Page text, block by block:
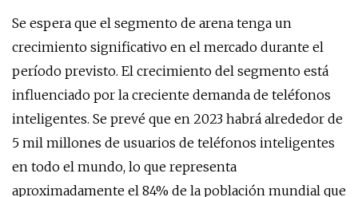
Se espera que el segmento de arena tenga un
crecimiento significativo en el mercado durante el
período previsto. El crecimiento del segmento está
influenciado por la creciente demanda de teléfonos
inteligentes. Se prevé que en 2023 habrá alrededor de
5 mil millones de usuarios de teléfonos inteligentes
en todo el mundo, lo que representa
aproximadamente el 84% de la población mundial que